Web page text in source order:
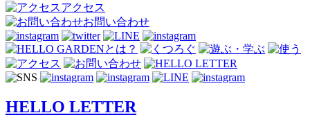
アクセス
お問い合わせ
HELLO LETTER